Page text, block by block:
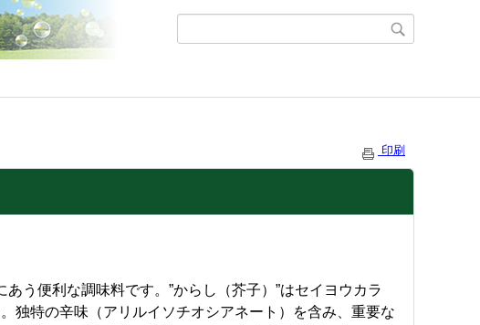
印刷
う便利な調味料です。”からし（芥子）”はセイヨウカラ
独特の辛味（アリルイソチオシアネート）を含み、重要な